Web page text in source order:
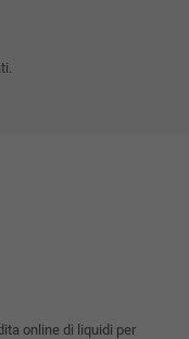
online di liquidi per